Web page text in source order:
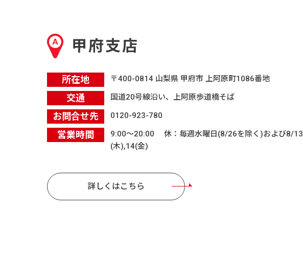
甲府支店
所在地 〒400-0814 山梨県 甲府市 上阿原町1086番地
交通 国道20号線沿い、上阿原歩道橋そば
お問合せ先 0120-923-780
営業時間
9:00〜20:00 休：毎週水曜日(8/26を除く)および8/13
(木),14(金)
詳しくはこちら